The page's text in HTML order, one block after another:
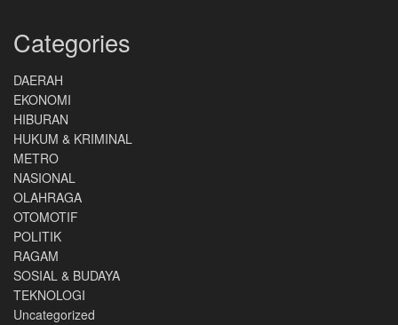
Categories
DAERAH
EKONOMI
HIBURAN
HUKUM & KRIMINAL
METRO
NASIONAL
OLAHRAGA
OTOMOTIF
POLITIK
RAGAM
SOSIAL & BUDAYA
TEKNOLOGI
Uncategorized